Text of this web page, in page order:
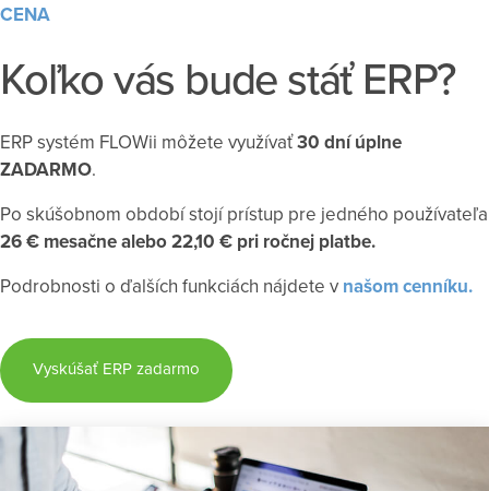
CENA
Koľko vás bude stáť ERP?
ERP systém FLOWii môžete využívať30 dní úplne
ZADARMO.
Po skúšobnom období stojí prístup pre jedného používateľa
26 € mesačne alebo 22,10 € pri ročnej platbe.
Podrobnosti o ďalších funkciách nájdete v našom cenníku.
Vyskúšať ERP zadarmo